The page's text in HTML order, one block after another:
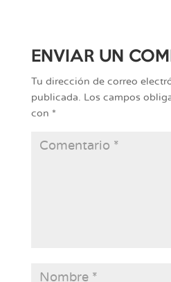
ENVIAR UN
Tu dirección de correo
publicada.
Los campos
con *